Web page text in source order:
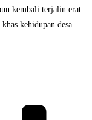
kembali terjalin erat
kehidupan desa.